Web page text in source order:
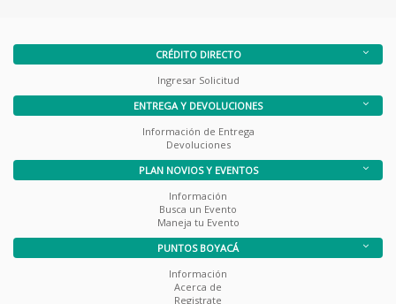
CRÉDITO DIRECTO
Ingresar Solicitud
ENTREGA Y DEVOLUCIONES
Información de Entrega
Devoluciones
PLAN NOVIOS Y EVENTOS
Información
Busca un Evento
Maneja tu Evento
PUNTOS BOYACÁ
Información
Acerca de
Registrate